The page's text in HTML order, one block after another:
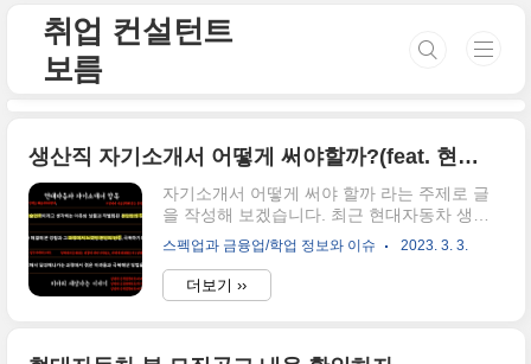
취업 컨설턴트
보름
생산직 자기소개서 어떻게 써야할까?(feat. 현대자동차)
자기소개서 어떻게 써야 할까 라는 주제로 글
을 작성해 보겠습니다. 최근 현대자동차 생산
직 모집공고로 인해서 자기소개서를 작성하는
방법에 대해서, 검색하시는 분들이 많으신데
요. 저는 이전의 자기소개서 컨설팅, 이미지 클
리닉, 면접 클리닉을 진행했던 경험으로 사실
스펙업과 금융업/학업 정보와 이슈 2023. 3. 3.
더보기 ››